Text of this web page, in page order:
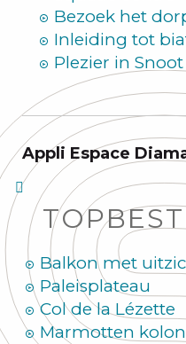
Bezoek het
Inleiding tot
Plezier in
Appli Espace
Balkon met
Paleisplateau
Col de la Lézette
Marmotten